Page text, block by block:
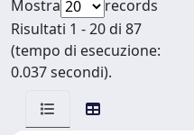
Mostra
records
Risultati 1 - 20 di 87
(tempo di esecuzione:
0.037 secondi).